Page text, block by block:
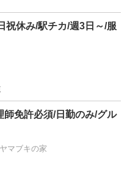
祝休み/駅チカ/週3日～/服
師免許必須/日勤のみ/グル
マブキの家